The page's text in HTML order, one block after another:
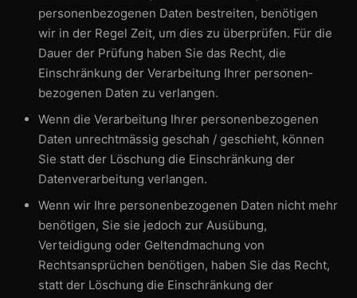
personen­bezogenen Daten bestreiten, benötigen
wir in der Regel Zeit, um dies zu überprüfen. Für die
Dauer der Prüfung haben Sie das Recht, die
Einschränkung der Verarbeitung Ihrer personen­
bezogenen Daten zu verlangen.
Wenn die Verarbeitung Ihrer personen­bezogenen
Daten unrechtmässig geschah / geschieht, können
Sie statt der Löschung die Einschränkung der
Datenverarbeitung verlangen.
Wenn wir Ihre personen­bezogenen Daten nicht mehr
benötigen, Sie sie jedoch zur Ausübung,
Verteidigung oder Geltend­machung von
Rechtsansprüchen benötigen, haben Sie das Recht,
statt der Löschung die Einschränkung der